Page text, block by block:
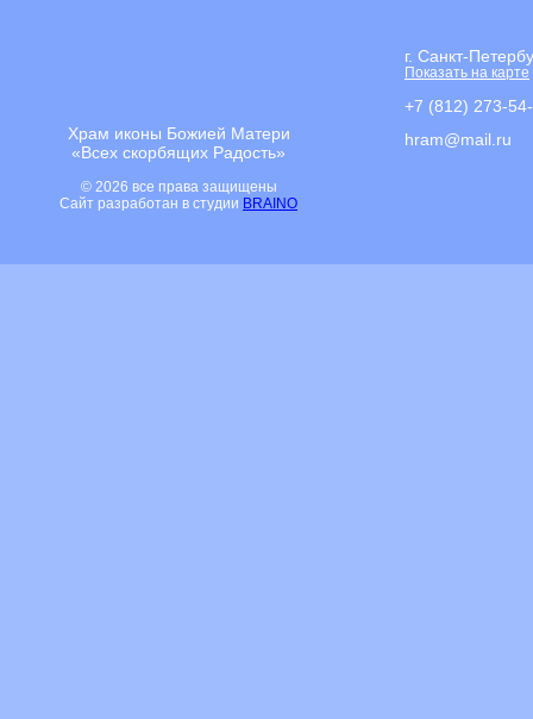
Храм иконы Божией Матери
«Всех скорбящих Радость»
© 2026 все права защищены
Сайт разработан в студии BRAINO
г. Санкт-
Показать на карте
+7 (812) 273-
hram@mail.ru